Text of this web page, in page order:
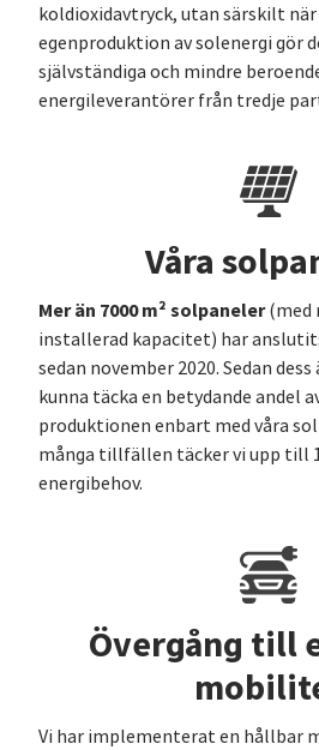
koldioxidavtryck, utan särskilt
egenproduktion av solenergi gör
självständiga och mindre
energileverantörer från tredje
Våra
Mer än 7000 m² solpaneler(med
installerad kapacitet) har
sedan november 2020. Sedan
kunna täcka en betydande andel
produktionen enbart med våra
många tillfällen täcker vi upp till
energibehov.
Övergång till
Vi har implementerat en hållbar